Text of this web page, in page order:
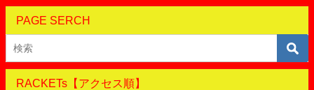
PAGE SERCH
RACKETs【アクセス順】